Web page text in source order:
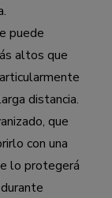
puede
altos que
distancia.
que
con una
lo protegerá